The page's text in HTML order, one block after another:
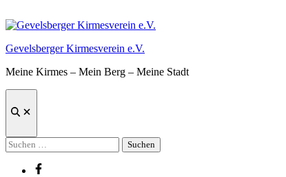
Inhalt
Gevelsberger Kirmesverein e.V.
Meine Kirmes – Mein Berg – Meine Stadt
Suche
Suchen
nach:
Facebook